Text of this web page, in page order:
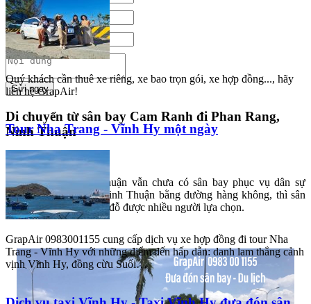
Quý khách cần thuê xe riêng, xe bao trọn gói, xe hợp đồng..., hãy
liên hệ GrapAir!
Tour Nha Trang - Vĩnh Hy một ngày
GrapAir 0983001155 cung cấp dịch vụ xe hợp đồng đi tour Nha
Trang - Vĩnh Hy với những điểm đến hấp dẫn: danh lam thắng cảnh
vịnh Vĩnh Hy, đồng cừu Suối…
Gửi ngay
Di chuyển từ sân bay Cam Ranh đi Phan Rang,
Ninh Thuận
Cho đến nay, Ninh Thuận vẫn chưa có sân bay phục vụ dân sự
riêng, vì vậy để đến Ninh Thuận bằng đường hàng không, thì sân
bay Cam Ranh là điểm đỗ được nhiều người lựa chọn.